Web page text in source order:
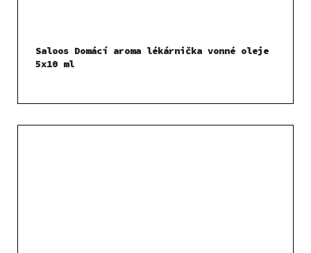
Saloos Domácí aroma lékárnička vonné oleje
5x10 ml